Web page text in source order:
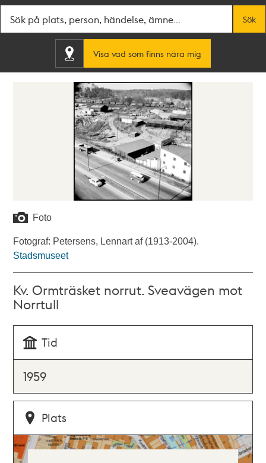
Sök
Visa vad som finns nära mig
Foto
Fotograf: Petersens, Lennart af (1913-2004).
Stadsmuseet
Kv. Ormträsket norrut. Sveavägen mot
Norrtull
Tid
1959
Plats